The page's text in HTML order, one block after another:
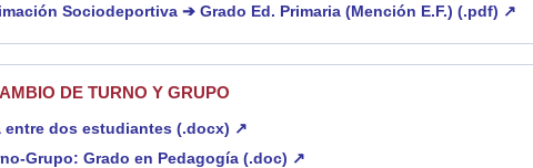
Sociodeportiva ➔ Grado Ed. Primaria (Mención E.F.) (.pdf) ↗
DE TURNO Y GRUPO
entre dos estudiantes (.docx) ↗
Grupo: Grado en Pedagogía (.doc) ↗